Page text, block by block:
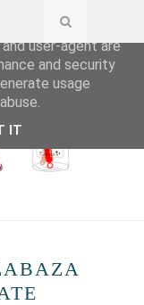
its services
user-agent are
and security
usage
IT